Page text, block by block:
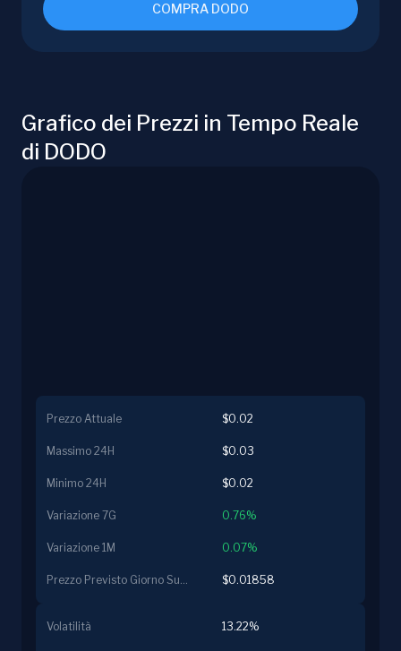
COMPRA DODO
Grafico dei Prezzi in Tempo Reale
di DODO
Prezzo Attuale $0.02
Massimo 24H $0.03
Minimo 24H $0.02
Variazione 7G 0.76%
Variazione 1M 0.07%
Prezzo Previsto Giorno Successivo $0.01858
Volatilità 13.22%